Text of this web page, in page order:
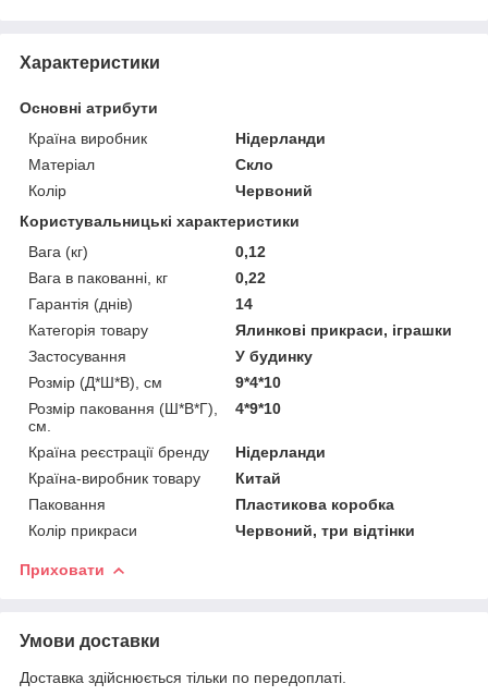
Характеристики
Основні атрибути
Країна виробник
Нідерланди
Матеріал
Скло
Колір
Червоний
Користувальницькі характеристики
Вага (кг)
0,12
Вага в пакованні, кг
0,22
Гарантія (днів)
14
Категорія товару
Ялинкові прикраси, іграшки
Застосування
У будинку
Розмір (Д*Ш*В), см
9*4*10
Розмір паковання (Ш*В*Г),
см.
4*9*10
Країна реєстрації бренду
Нідерланди
Країна-виробник товару
Китай
Паковання
Пластикова коробка
Колір прикраси
Червоний, три відтінки
Приховати
Умови доставки
Доставка здійснюється тільки по передоплаті.